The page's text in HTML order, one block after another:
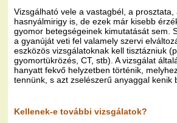
Vizsgálható vele a vastagbél, a
hasnyálmirigy is, de ezek már kisebb
gyomor betegségeinek kimutatását sem.
a gyanúját veti fel valamely szervi
eszközös vizsgálatoknak kell tisztázniuk
gyomortükrözés, CT, stb). A vizsgálat
hanyatt fekvő helyzetben történik,
tennünk, s azt zselészerű anyaggal kenik
Kellenek-e további vizsgálatok?